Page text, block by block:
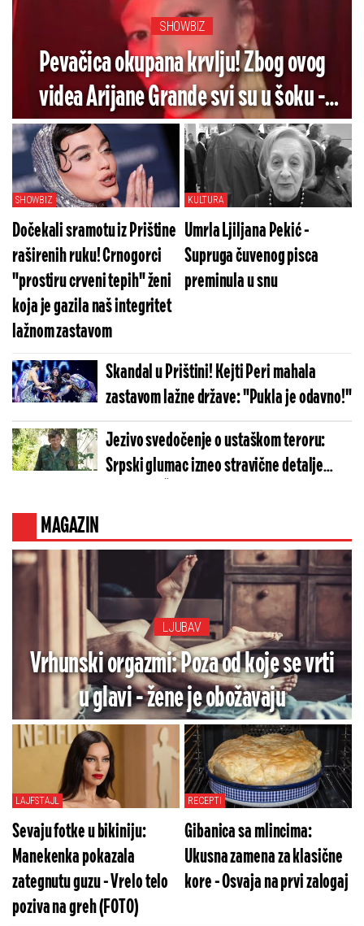
SHOWBIZ
Pevačica okupana krvlju! Zbog ovog
videa Arijane Grande svi su u šoku -
Pogledajte koliko je jezivo (VIDEO)
SHOWBIZ
Dočekali sramotu iz Prištine
raširenih ruku! Crnogorci
"prostiru crveni tepih" ženi
koja je gazila naš integritet
lažnom zastavom
KULTURA
Umrla Ljiljana Pekić -
Supruga čuvenog pisca
preminula u snu
Skandal u Prištini! Kejti Peri mahala
zastavom lažne države: "Pukla je odavno!"
Jezivo svedočenje o ustaškom teroru:
Srpski glumac izneo stravične detalje
MAGAZIN
LJUBAV
Vrhunski orgazmi: Poza od koje se vrti
u glavi - žene je obožavaju
LAJFSTAJL
Sevaju fotke u bikiniju:
Manekenka pokazala
zategnutu guzu - Vrelo telo
poziva na greh (FOTO)
RECEPTI
Gibanica sa mlincima:
Ukusna zamena za klasične
kore - Osvaja na prvi zalogaj